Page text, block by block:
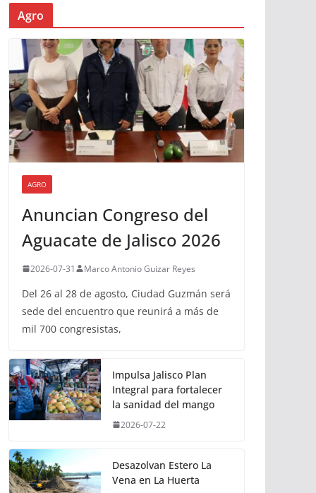
Agro
AGRO
Anuncian Congreso del
Aguacate de Jalisco 2026
2026-07-31 Marco Antonio Guizar Reyes
Del 26 al 28 de agosto, Ciudad Guzmán será
sede del encuentro que reunirá a más de
mil 700 congresistas,
Impulsa Jalisco Plan
Integral para fortalecer
la sanidad del mango
2026-07-22
Desazolvan Estero La
Vena en La Huerta